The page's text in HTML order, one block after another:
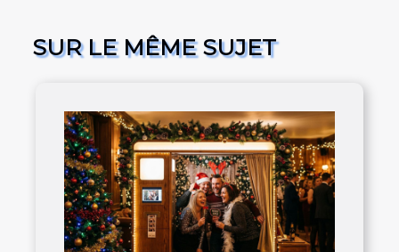
SUR LE MÊME SUJET